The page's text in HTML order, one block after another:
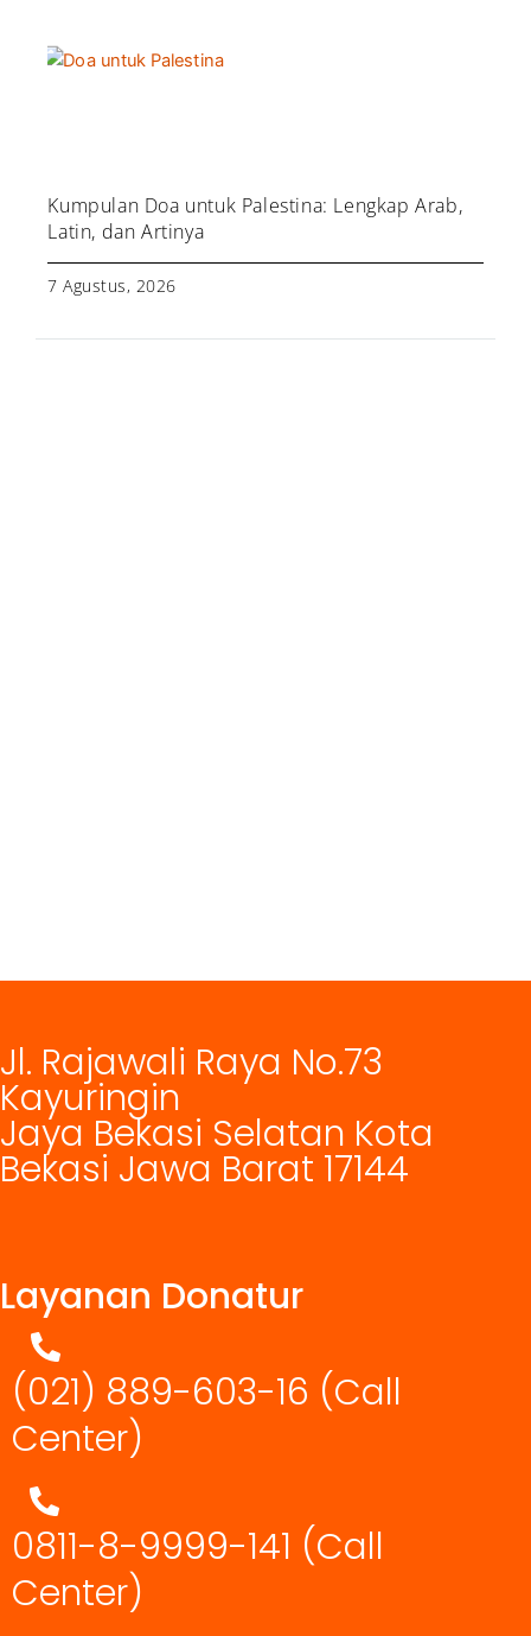
Kumpulan Doa untuk Palestina: Lengkap Arab,
Latin, dan Artinya
7 Agustus, 2026
Jl. Rajawali Raya No.73
Kayuringin
Jaya Bekasi Selatan Kota
Bekasi Jawa Barat 17144
Layanan Donatur
(021) 889-603-16 (Call
Center)
0811-8-9999-141 (Call
Center)